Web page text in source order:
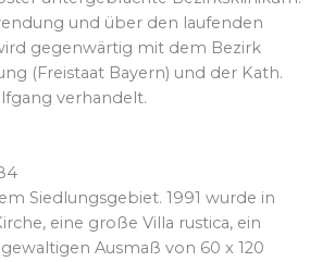
und über den laufenden
gegenwärtig mit dem Bezirk
(Freistaat Bayern) und der Kath.
verhandelt.
Siedlungsgebiet. 1991 wurde in
eine große Villa rustica, ein
Ausmaß von 60 x 120